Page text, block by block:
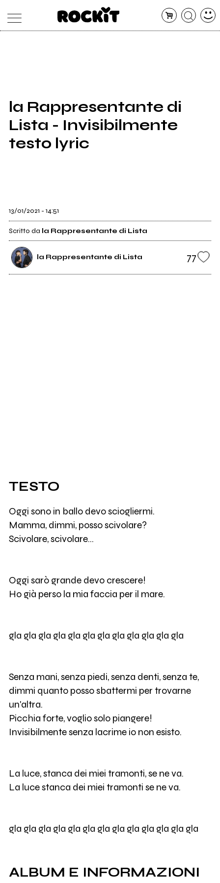
SHOP
RADIO
la Rappresentante di
Lista - Invisibilmente
testo lyric
13/01/2021 - 14:51
Scritto da la Rappresentante di Lista
la Rappresentante di Lista 77
TESTO
Oggi sono in ballo devo sciogliermi.
Mamma, dimmi, posso scivolare?
Scivolare, scivolare...
Oggi sarò grande devo crescere!
Ho già perso la mia faccia per il mare.
gla gla gla gla gla gla gla gla gla gla gla gla
Senza mani, senza piedi, senza denti, senza te,
dimmi quanto posso sbattermi per trovarne
un'altra.
Picchia forte, voglio solo piangere!
Invisibilmente senza lacrime io non esisto.
La luce, stanca dei miei tramonti, se ne va.
La luce stanca dei miei tramonti se ne va.
gla gla gla gla gla gla gla gla gla gla gla gla gla
ALBUM E INFORMAZIONI